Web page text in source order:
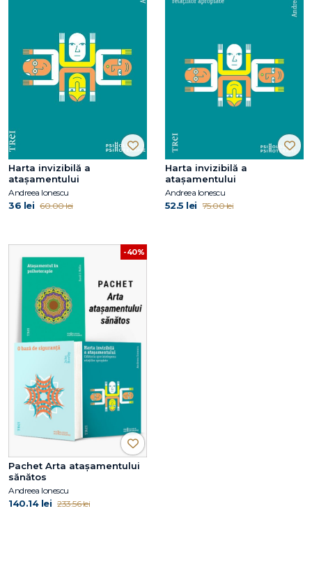
Harta invizibilă a
atașamentului
Andreea Ionescu
36 lei 60.00 lei
Harta invizibilă a
atașamentului
Andreea Ionescu
52.5 lei 75.00 lei
-40%
Pachet Arta atașamentului
sănătos
Andreea Ionescu
140.14 lei 233.56 lei